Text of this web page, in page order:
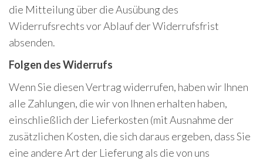
die Mitteilung über die Ausübung des
Widerrufsrechts vor Ablauf der Widerrufsfrist
absenden.
Folgen des Widerrufs
Wenn Sie diesen Vertrag widerrufen, haben wir Ihnen
alle Zahlungen, die wir von Ihnen erhalten haben,
einschließlich der Lieferkosten (mit Ausnahme der
zusätzlichen Kosten, die sich daraus ergeben, dass Sie
eine andere Art der Lieferung als die von uns